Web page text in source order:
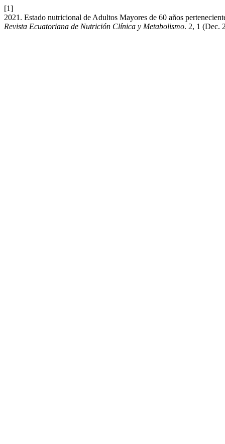
[1]
2021. Estado nutricional de Adultos Mayores de 60 años
Revista Ecuatoriana de Nutrición Clínica y Metabolismo. 2, 1 (Dec.